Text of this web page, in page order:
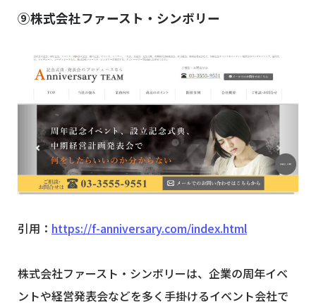
⑨株式会社ファースト・シンボリー
引用： https://f-anniversary.com/index.html
株式会社ファースト・シンボリーは、企業の周年イベ
ントや経営発表会などを多く手掛けるイベント会社で